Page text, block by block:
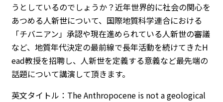
コラム･特集
トップに戻る
うとしているのでしょうか？近年世界的に社会の関心を
あつめる人新世について、国際地質科学連合における
「チバニアン」承認や現在進められている人新世の審議
など、地質年代決定の最前線で長年活動を続けてきたH
ead教授を招聘し、人新世を定義する意義など最先端の
話題について講演して頂きます。
英文タイトル：The Anthropocene is not a geological